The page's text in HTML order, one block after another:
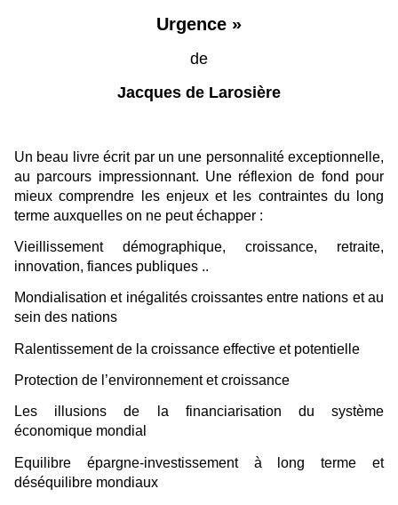
Urgence »
de
Jacques de Larosière
Un beau livre écrit par un une personnalité exceptionnelle,
au parcours impressionnant. Une réflexion de fond pour
mieux comprendre les enjeux et les contraintes du long
terme auxquelles on ne peut échapper :
Vieillissement démographique, croissance, retraite,
innovation, fiances publiques ..
Mondialisation et inégalités croissantes entre nations et au
sein des nations
Ralentissement de la croissance effective et potentielle
Protection de l’environnement et croissance
Les illusions de la financiarisation du système
économique mondial
Equilibre épargne-investissement à long terme et
déséquilibre mondiaux